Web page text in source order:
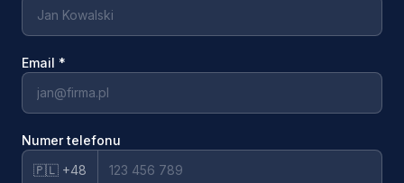
Email *
Numer telefonu
🇵🇱 +48